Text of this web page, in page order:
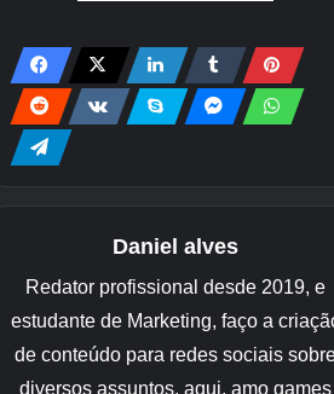
Haste Fênix
Vara da Fortuna
Haste rápida
Haste de Precisão
Vara de flores silvestres
Haste de árvore de Natal
Haste Jinglestar